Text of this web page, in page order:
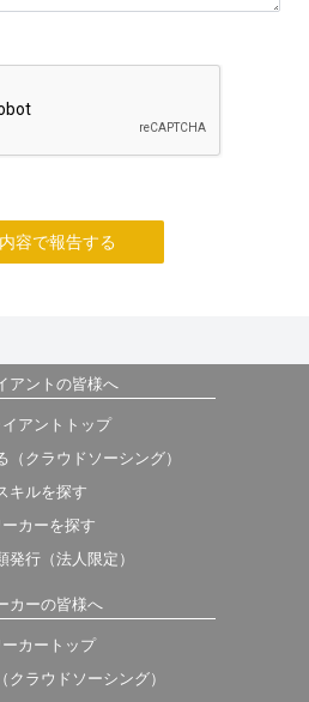
内容で報告する
アントの皆様へ
イアントトップ
（クラウドソーシング）
キルを探す
ーカーを探す
発行（法人限定）
カーの皆様へ
ーカートップ
クラウドソーシング）